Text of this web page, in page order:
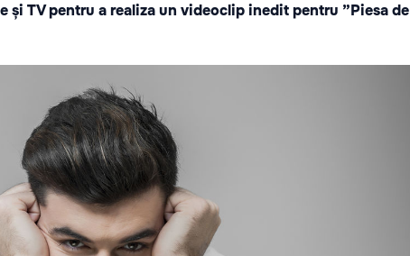
TV pentru a realiza un videoclip inedit pentru ”Piesa de